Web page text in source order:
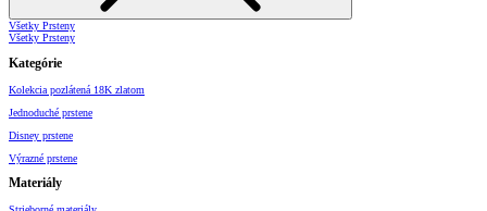
Všetky Prsteny
Všetky Prsteny
Kategórie
Kolekcia pozlátená 18K zlatom
Jednoduché prstene
Disney prstene
Výrazné prstene
Materiály